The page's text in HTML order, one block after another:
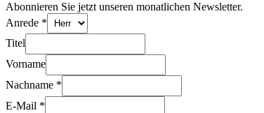
Abonnieren Sie jetzt unseren monatlichen Newsletter.
Anrede *
Titel
Vorname
Nachname *
E-Mail *